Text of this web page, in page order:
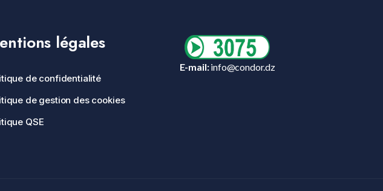
légales
de confidentialité
de gestion des cookies
QSE
E-mail:info@condor.dz